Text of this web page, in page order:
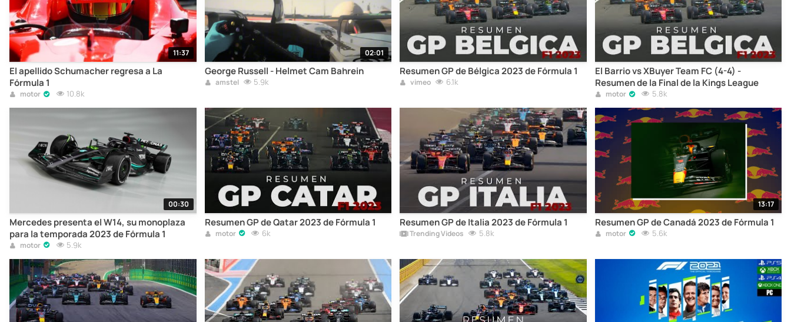
11:37
El apellido Schumacher regresa a La
Fórmula 1
motor 10.8k
02:01
George Russell - Helmet Cam Bahrein
amstel 5.9k
Resumen GP de Bélgica 2023 de Fórmula 1
vimeo 6.1k
El Barrio vs XBuyer Team FC (4-4) -
Resumen de la Final de la Kings League
motor 5.8k
00:30
Mercedes presenta el W14, su monoplaza
para la temporada 2023 de Fórmula 1
motor 5.9k
Resumen GP de Qatar 2023 de Fórmula 1
motor 6k
Resumen GP de Italia 2023 de Fórmula 1
Trending Videos 5.8k
13:17
Resumen GP de Canadá 2023 de Fórmula 1
motor 5.6k